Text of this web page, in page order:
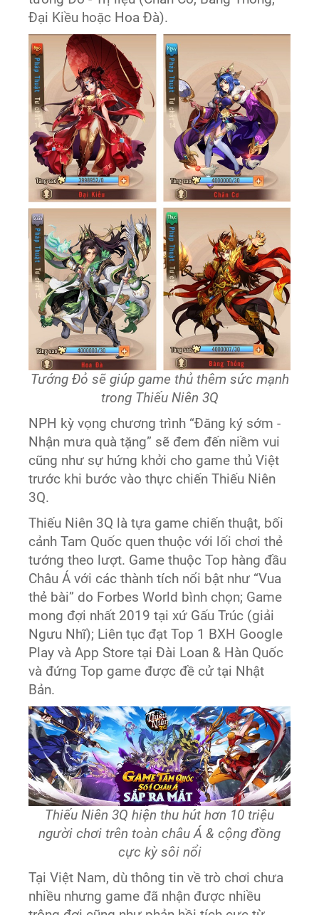
Đại Kiều hoặc Hoa Đà).
Tướng Đỏ sẽ giúp game thủ thêm sức mạnh
trong Thiếu Niên 3Q
NPH kỳ vọng chương trình “Đăng ký sớm -
Nhận mưa quà tặng” sẽ đem đến niềm vui
cũng như sự hứng khởi cho game thủ Việt
trước khi bước vào thực chiến Thiếu Niên
3Q.
Thiếu Niên 3Q là tựa game chiến thuật, bối
cảnh Tam Quốc quen thuộc với lối chơi thẻ
tướng theo lượt. Game thuộc Top hàng đầu
Châu Á với các thành tích nổi bật như “Vua
thẻ bài” do Forbes World bình chọn; Game
mong đợi nhất 2019 tại xứ Gấu Trúc (giải
Ngưu Nhĩ); Liên tục đạt Top 1 BXH Google
Play và App Store tại Đài Loan & Hàn Quốc
và đứng Top game được đề cử tại Nhật
Bản.
Thiếu Niên 3Q hiện thu hút hơn 10 triệu
người chơi trên toàn châu Á & cộng đồng
cực kỳ sôi nổi
Tại Việt Nam, dù thông tin về trò chơi chưa
nhiều nhưng game đã nhận được nhiều